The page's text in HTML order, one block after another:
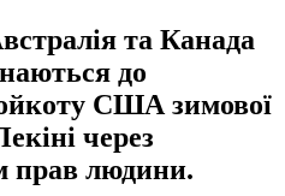
та Канада
до
США зимової
через
прав людини.